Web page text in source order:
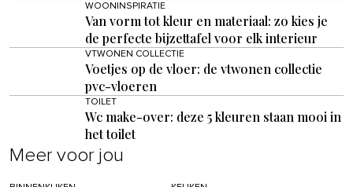
WOONINSPIRATIE
Van vorm tot kleur en materiaal: zo kies je
de perfecte bijzettafel voor elk interieur
VTWONEN COLLECTIE
Voetjes op de vloer: de vtwonen collectie
pvc-vloeren
TOILET
Wc make-over: deze 5 kleuren staan mooi in
het toilet
Meer voor jou